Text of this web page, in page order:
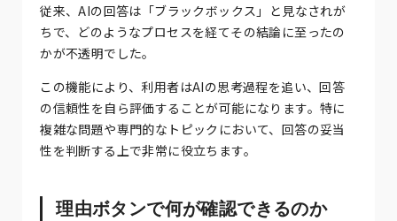
従来、AIの回答は「ブラックボックス」と見なされが
ちで、どのようなプロセスを経てその結論に至ったの
かが不透明でした。
この機能により、利用者はAIの思考過程を追い、回答
の信頼性を自ら評価することが可能になります。特に
複雑な問題や専門的なトピックにおいて、回答の妥当
性を判断する上で非常に役立ちます。
理由ボタンで何が確認できるのか